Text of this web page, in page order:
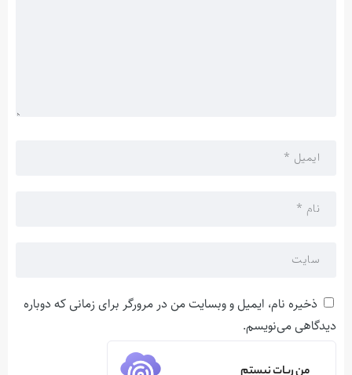
ذخیره نام، ایمیل و وبسایت من در مرورگر برای زمانی که دوباره
دیدگاهی می‌نویسم.